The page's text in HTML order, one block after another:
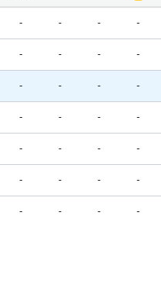
- - - -
- - - -
- - - -
- - - -
- - - -
- - - -
- - - -